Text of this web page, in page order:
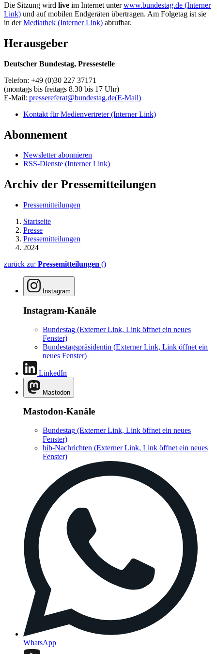
Die Sitzung wird live im Internet unterwww.bundestag.de (Interner
Link) und auf mobilen Endgeräten übertragen. Am Folgetag ist sie
in derMediathek (Interner Link) abrufbar.
Herausgeber
Deutscher Bundestag, Pressestelle
Telefon: +49 (0)30 227 37171
(montags bis freitags 8.30 bis 17 Uhr)
E-Mail: pressereferat@bundestag.de(E-Mail)
Kontakt für Medienvertreter(Interner Link)
Abonnement
Newsletter abonnieren
RSS-Dienste (Interner Link)
Archiv der Pressemitteilungen
Pressemitteilungen
Startseite
Presse
Pressemitteilungen
2024
zurück zu: Pressemitteilungen ()
Instagram
Instagram-Kanäle
Bundestag (Externer Link, Link öffnet ein neues
Fenster)
Bundestagspräsidentin (Externer Link, Link öffnet ein
neues Fenster)
LinkedIn
Mastodon
Mastodon-Kanäle
Bundestag (Externer Link, Link öffnet ein neues
Fenster)
hib-Nachrichten (Externer Link, Link öffnet ein neues
Fenster)
WhatsApp